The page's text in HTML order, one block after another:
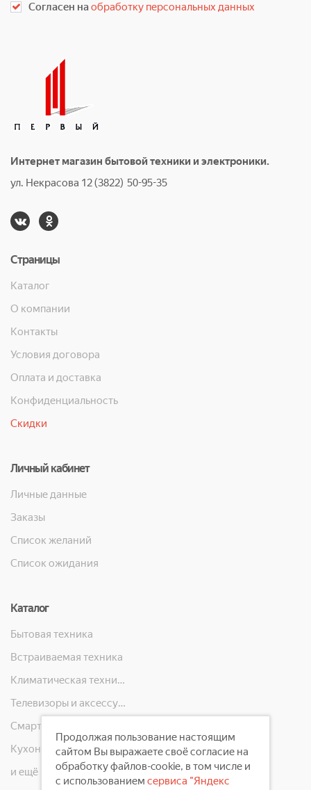
Согласен наобработку персональных данных
Интернет магазин бытовой техники и электроники.
ул. Некрасова 12 (3822) 50-95-35
Страницы
Каталог
О компании
Контакты
Условия договора
Оплата и доставка
Конфиденциальность
Скидки
Личный кабинет
Личные данные
Заказы
Список желаний
Список ожидания
Каталог
Бытовая техника
Встраиваемая техника
Климатическая техника
Телевизоры и аксессуары
Кухонная техника
и ещё 10 категорий
Продолжая пользование настоящим
сайтом Вы выражаете своё согласие на
обработку файлов-cookie, в том числе и
с использованием сервиса "Яндекс